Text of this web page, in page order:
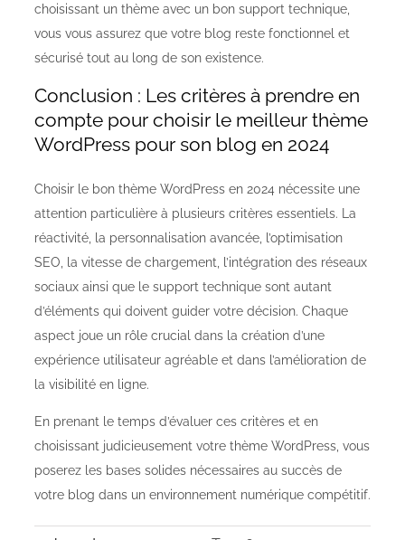
choisissant un thème avec un bon support technique,
vous vous assurez que votre blog reste fonctionnel et
sécurisé tout au long de son existence.
Conclusion : Les critères à prendre en
compte pour choisir le meilleur thème
WordPress pour son blog en 2024
Choisir le bon thème WordPress en 2024 nécessite une
attention particulière à plusieurs critères essentiels. La
réactivité, la personnalisation avancée, l’optimisation
SEO, la vitesse de chargement, l’intégration des réseaux
sociaux ainsi que le support technique sont autant
d’éléments qui doivent guider votre décision. Chaque
aspect joue un rôle crucial dans la création d’une
expérience utilisateur agréable et dans l’amélioration de
la visibilité en ligne.
En prenant le temps d’évaluer ces critères et en
choisissant judicieusement votre thème WordPress, vous
poserez les bases solides nécessaires au succès de
votre blog dans un environnement numérique compétitif.